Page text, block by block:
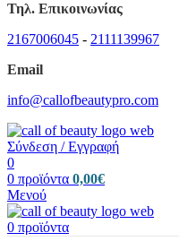
Τηλ. Επικοινωνίας
2167006045 - 2111139967
Email
info@callofbeautypro.com
Σύνδεση / Εγγραφή
0
0 προϊόντα 0,00€
Μενού
0 προϊόντα